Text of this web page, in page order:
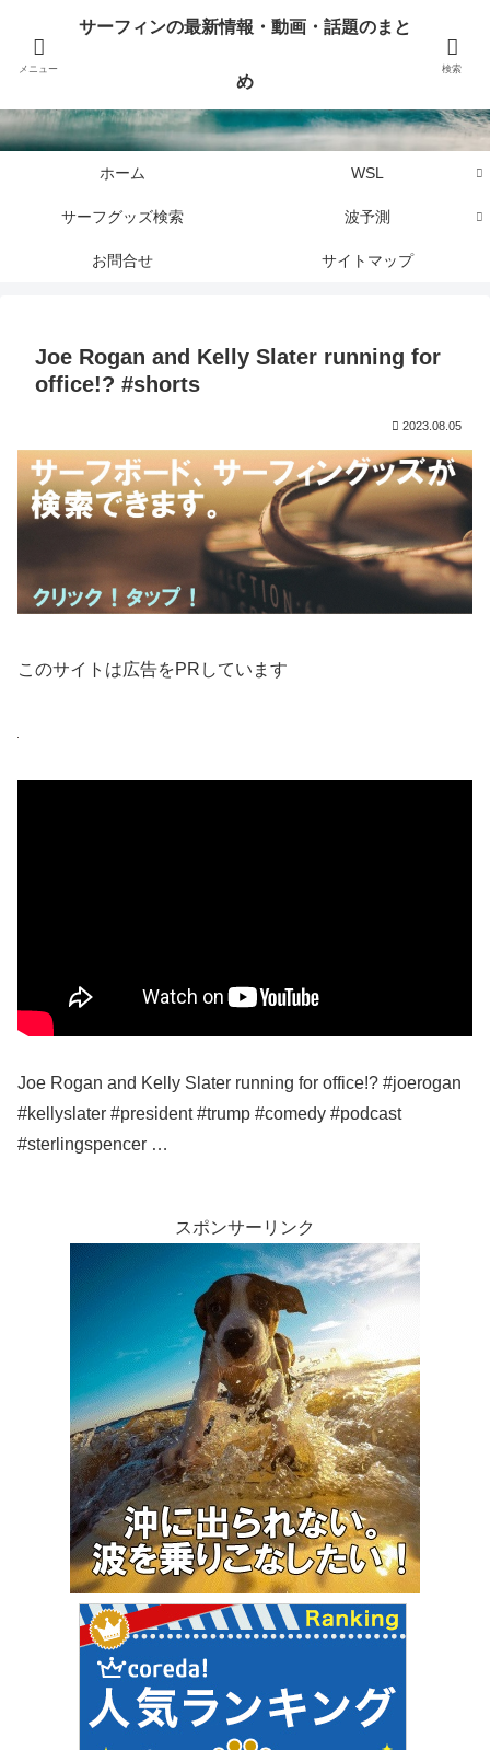
サーフィンに関するニュース・話題や最新情報を写真、画像、動画でまとめて
ホーム WSL
サーフグッズ検索 波予測
お問合せ サイトマップ
Joe Rogan and Kelly Slater running for
office!? #shorts
2023.08.05
このサイトは広告をPRしています
Joe Rogan and Kelly Slater running for office!? #joerogan
#kellyslater #president #trump #comedy #podcast
#sterlingspencer …
スポンサーリンク
メニュー
サーフィンの最新情報・動画・話題のまと
め
検索